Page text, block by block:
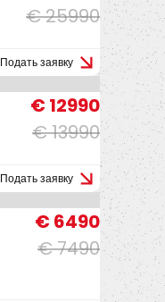
€ 25990
Подать заявку
€ 13990
€ 12990
Подать заявку
€ 7490
€ 6490